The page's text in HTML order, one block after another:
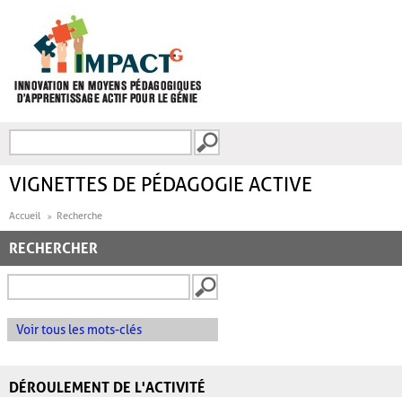
FORMULAIRE DE
VIGNETTES DE PÉDAGOGIE ACTIVE
Accueil Recherche
RECHERCHER
Voir tous les mots-clés
DÉROULEMENT DE L'ACTIVITÉ